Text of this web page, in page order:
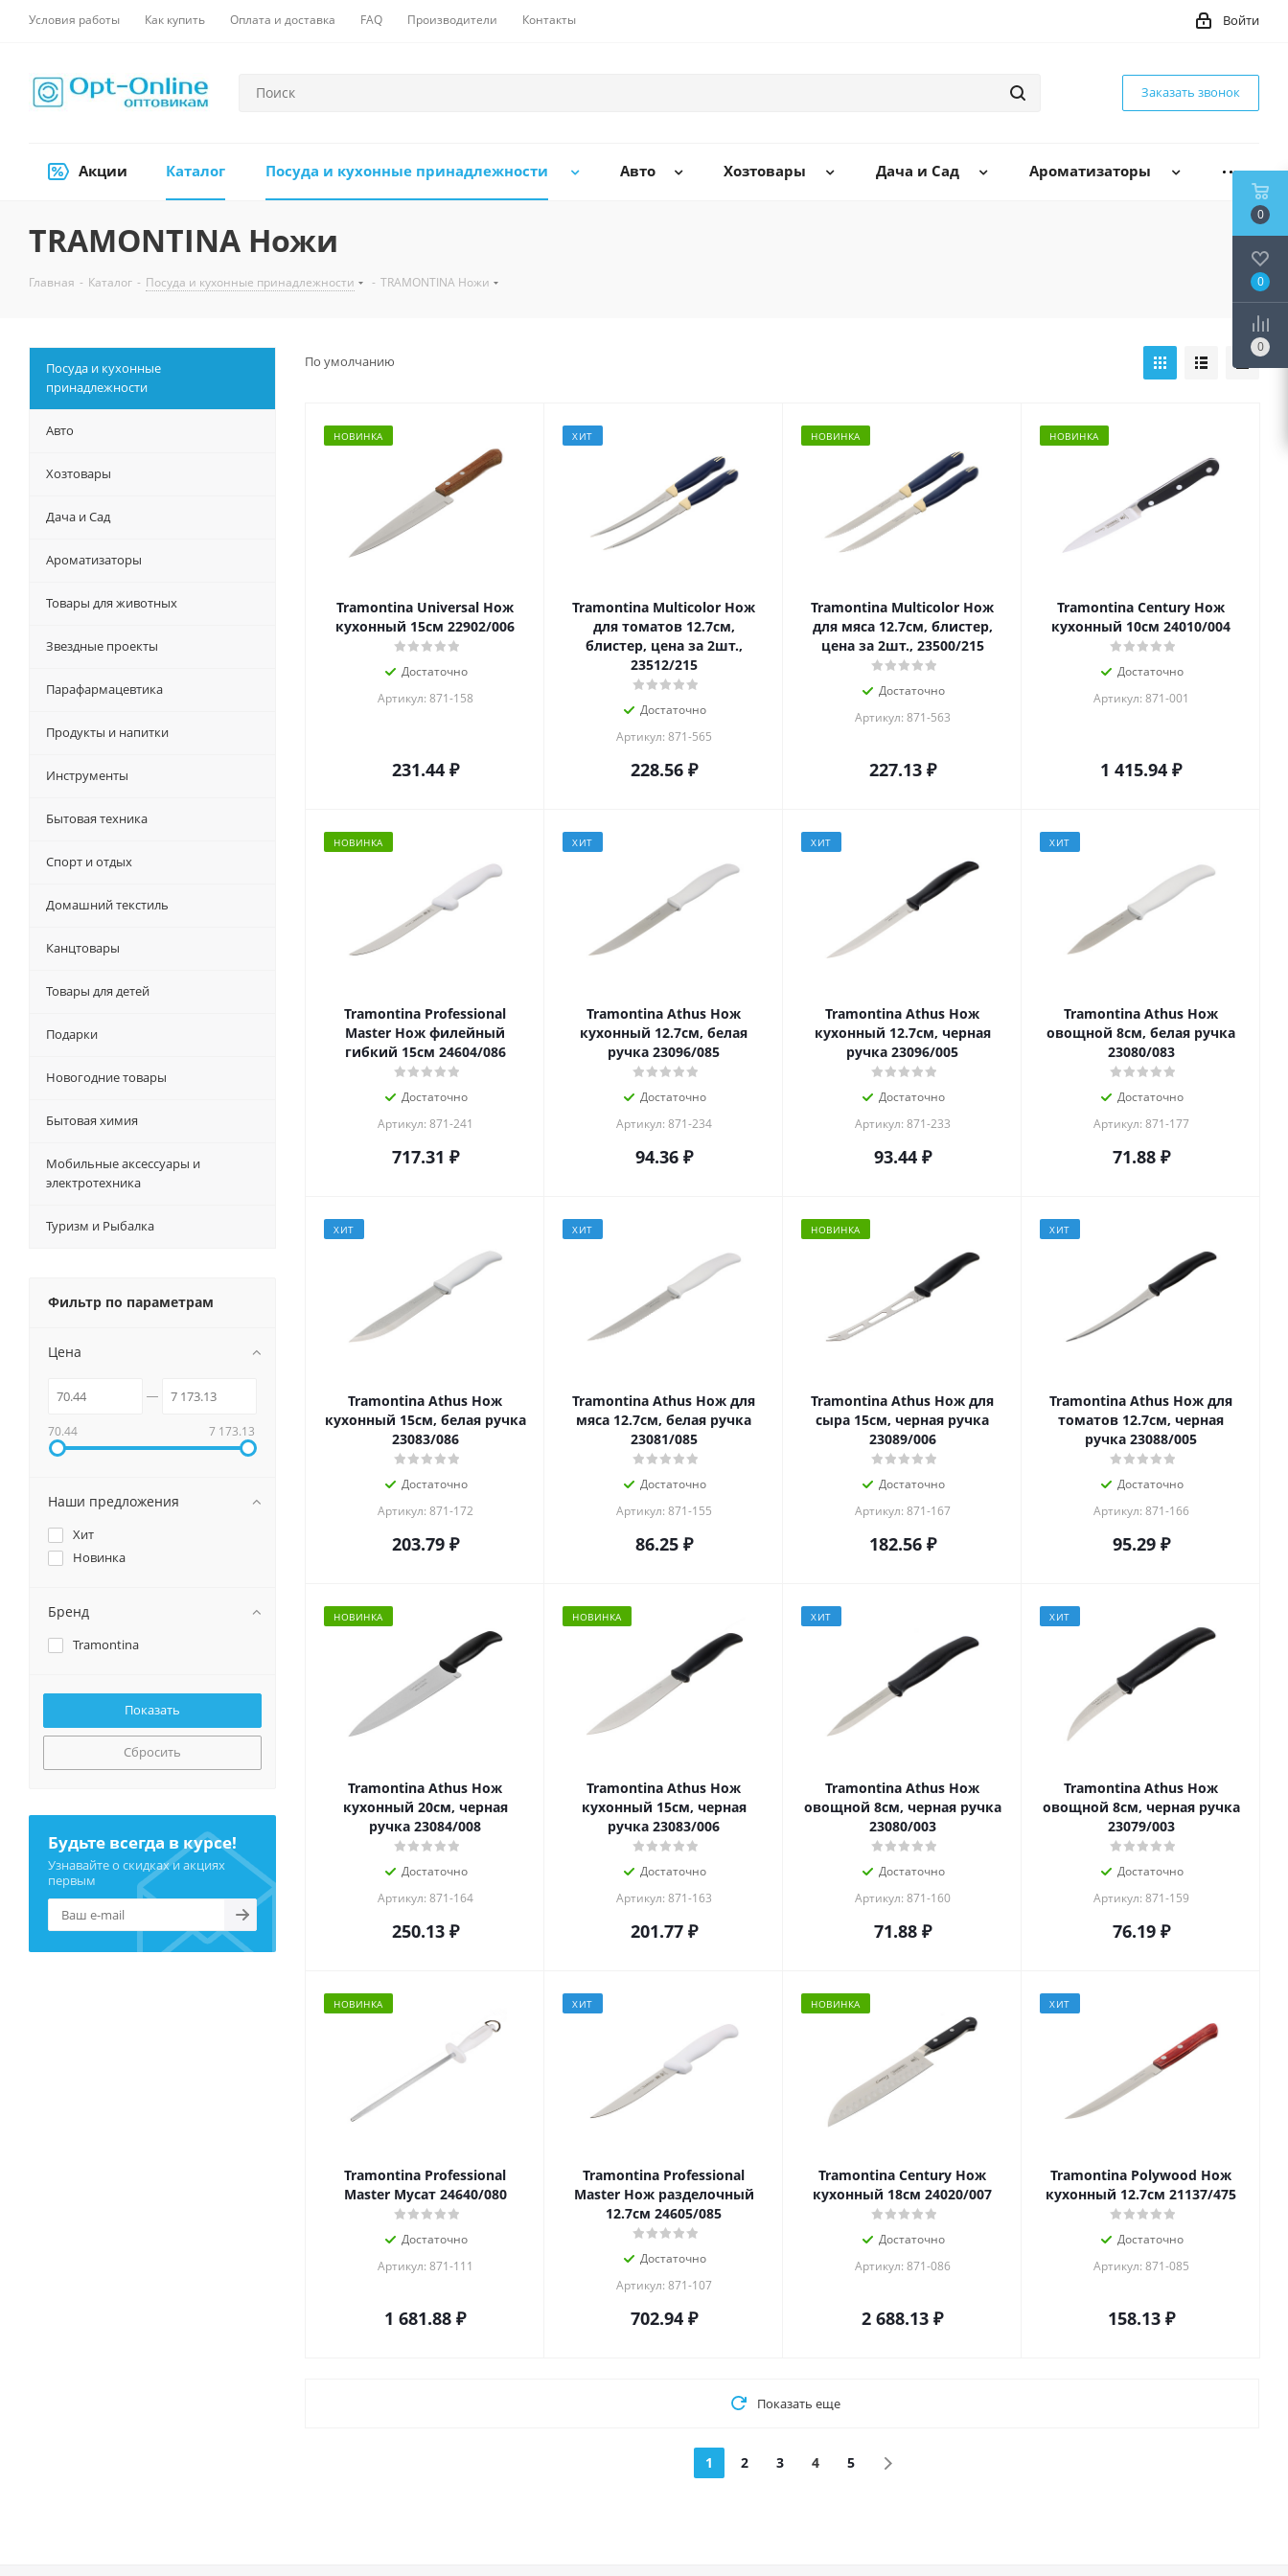
Условия работы Как купить Оплата и доставка FAQ Производители Контакты Войти
Заказать звонок
Акции Каталог Посуда и кухонные принадлежности Авто Хозтовары Дача и Сад Ароматизаторы
TRAMONTINA Ножи
Главная - Каталог - Посуда и кухонные принадлежности - TRAMONTINA Ножи
По умолчанию
НОВИНКА
Tramontina Universal Нож
кухонный 15см 22902/006
Достаточно
Артикул: 871-158
231.44₽
ХИТ
Tramontina Multicolor Нож
для томатов 12.7см,
блистер, цена за 2шт.,
23512/215
Достаточно
Артикул: 871-565
228.56₽
НОВИНКА
Tramontina Multicolor Нож
для мяса 12.7см, блистер,
цена за 2шт., 23500/215
Достаточно
Артикул: 871-563
227.13₽
НОВИНКА
Tramontina Century Нож
кухонный 10см 24010/004
Достаточно
Артикул: 871-001
1 415.94 ₽
НОВИНКА
Tramontina Professional
Master Нож филейный
гибкий 15см 24604/086
Достаточно
Артикул: 871-241
717.31 ₽
ХИТ
Tramontina Athus Нож
кухонный 12.7см, белая
ручка 23096/085
Достаточно
Артикул: 871-234
94.36₽
ХИТ
Tramontina Athus Нож
кухонный 12.7см, черная
ручка 23096/005
Достаточно
Артикул: 871-233
93.44₽
ХИТ
Tramontina Athus Нож
овощной 8см, белая ручка
23080/083
Достаточно
Артикул: 871-177
71.88₽
ХИТ
Tramontina Athus Нож
кухонный 15см, белая ручка
23083/086
Достаточно
Артикул: 871-172
203.79₽
ХИТ
Tramontina Athus Нож для
мяса 12.7см, белая ручка
23081/085
Достаточно
Артикул: 871-155
86.25₽
НОВИНКА
Tramontina Athus Нож для
сыра 15см, черная ручка
23089/006
Достаточно
Артикул: 871-167
182.56₽
ХИТ
Tramontina Athus Нож для
томатов 12.7см, черная
ручка 23088/005
Достаточно
Артикул: 871-166
95.29₽
НОВИНКА
Tramontina Athus Нож
кухонный 20см, черная
ручка 23084/008
Достаточно
Артикул: 871-164
250.13₽
НОВИНКА
Tramontina Athus Нож
кухонный 15см, черная
ручка 23083/006
Достаточно
Артикул: 871-163
201.77₽
ХИТ
Tramontina Athus Нож
овощной 8см, черная ручка
23080/003
Достаточно
Артикул: 871-160
71.88₽
ХИТ
Tramontina Athus Нож
овощной 8см, черная ручка
23079/003
Достаточно
Артикул: 871-159
76.19₽
НОВИНКА
Tramontina Professional
Master Мусат 24640/080
Достаточно
Артикул: 871-111
1 681.88 ₽
ХИТ
Tramontina Professional
Master Нож разделочный
12.7см 24605/085
Достаточно
Артикул: 871-107
702.94₽
НОВИНКА
Tramontina Century Нож
кухонный 18см 24020/007
Достаточно
Артикул: 871-086
2 688.13 ₽
ХИТ
Tramontina Polywood Нож
кухонный 12.7см 21137/475
Достаточно
Артикул: 871-085
158.13₽
Показать еще
1 2 3 4 5
Посуда и кухонные
принадлежности
Авто
Хозтовары
Дача и Сад
Ароматизаторы
Товары для животных
Звездные проекты
Парафармацевтика
Продукты и напитки
Инструменты
Бытовая техника
Спорт и отдых
Домашний текстиль
Канцтовары
Товары для детей
Подарки
Новогодние товары
Бытовая химия
Мобильные аксессуары и
электротехника
Туризм и Рыбалка
Фильтр по параметрам
Цена
70.44 7 173.13
Наши предложения
Хит
Новинка
Бренд
Tramontina
Сбросить
Будьте всегда в курсе!
Узнавайте о скидках и акциях
первым
0
0
0